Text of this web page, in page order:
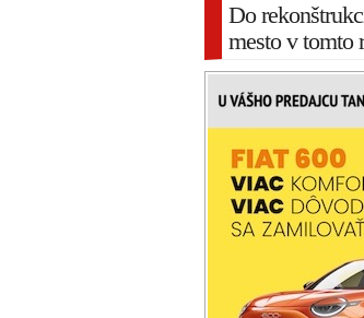
Do
mesto v tomto